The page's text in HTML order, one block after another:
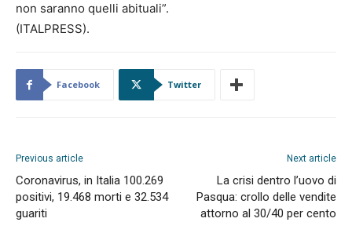
non saranno quelli abituali”.
(ITALPRESS).
Facebook Twitter
Previous article
Coronavirus, in Italia 100.269
positivi, 19.468 morti e 32.534
guariti
Next article
La crisi dentro l’uovo di
Pasqua: crollo delle vendite
attorno al 30/40 per cento